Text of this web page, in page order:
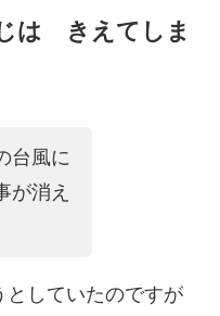
は きえてしま
台風に
が消え
していたのですが